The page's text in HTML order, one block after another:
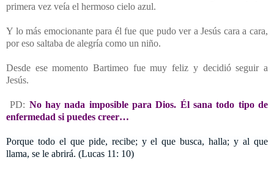
primera vez veía el hermoso cielo azul.
Y lo más emocionante para él fue que pudo ver a Jesús cara a cara,
por eso saltaba de alegría como un niño.
Desde ese momento Bartimeo fue muy feliz y decidió seguir a
Jesús.
PD: No hay nada imposible para Dios. Él sana todo tipo de
enfermedad si puedes creer…
Porque todo el que pide, recibe; y el que busca, halla; y al que
llama, se le abrirá. (Lucas 11: 10)